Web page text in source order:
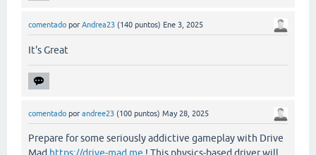
comentado por Andrea23 (140 puntos) Ene 3, 2025
It's Great
comentado por andree23 (100 puntos) May 28, 2025
Prepare for some seriously addictive gameplay with Drive
Mad https://drive-mad.me ! This physics-based driver will